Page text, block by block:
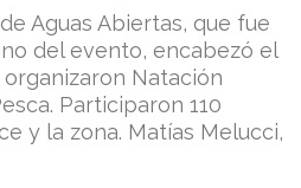
Aguas Abiertas, que fue
del evento, encabezó el
Natación
Participaron 110
y la zona. Matías Melucci,